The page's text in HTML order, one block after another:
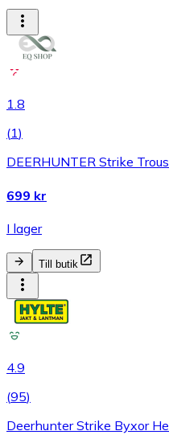
1.8
(1)
DEERHUNTER Strike
699 kr
I lager
Till butik
4.9
(95)
Deerhunter Strike Byxor